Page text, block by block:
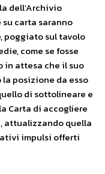
dell’Archivio
carta saranno
poggiato sul tavolo
come se fosse
in attesa che il suo
posizione da esso
di sottolineare e
Carta di accogliere
attualizzando quella
impulsi offerti